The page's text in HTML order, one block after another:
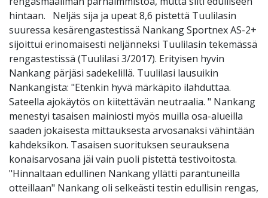
hintaan. Neljäs sija ja upeat 8,6 pistettä Tuulilasin
suuressa kesärengastestissä Nankang Sportnex AS-2+
sijoittui erinomaisesti neljänneksi Tuulilasin tekemässä
rengastestissä (Tuulilasi 3/2017). Erityisen hyvin
Nankang pärjäsi sadekelillä. Tuulilasi lausuikin
Nankangista: "Etenkin hyvä märkäpito ilahduttaa.
Sateella ajokäytös on kiitettävän neutraalia. " Nankang
menestyi tasaisen mainiosti myös muilla osa-alueilla
saaden jokaisesta mittauksesta arvosanaksi vähintään
kahdeksikon. Tasaisen suorituksen seurauksena
konaisarvosana jäi vain puoli pistettä testivoitosta.
"Hinnaltaan edullinen Nankang yllätti parantuneilla
otteillaan" Nankang oli selkeästi testin edullisin rengas,